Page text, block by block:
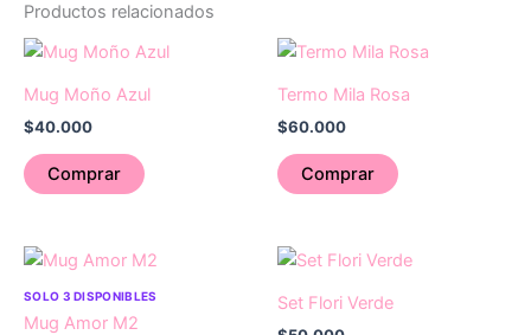
Productos relacionados
Mug Moño Azul
$40.000
Comprar
Termo Mila Rosa
$60.000
Comprar
SOLO 3 DISPONIBLES
Mug Amor M2
Set Flori Verde